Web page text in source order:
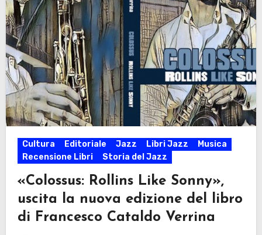
Cultura Editoriale Jazz Libri Jazz
Musica
Recensione Libri
Storia del Jazz
«Colossus: Rollins Like Sonny»,
uscita la nuova edizione del libro
di Francesco Cataldo Verrina